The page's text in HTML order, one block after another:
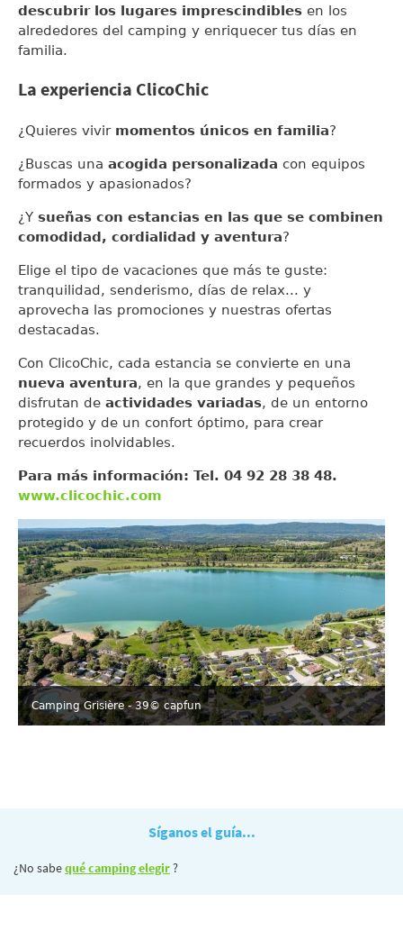
descubrir los lugares imprescindibles en los
alrededores del camping y enriquecer tus días en
familia.
La experiencia ClicoChic
¿Quieres vivir momentos únicos en familia?
¿Buscas una acogida personalizada con equipos
formados y apasionados?
¿Y sueñas con estancias en las que se combinen
comodidad, cordialidad y aventura?
Elige el tipo de vacaciones que más te guste:
tranquilidad, senderismo, días de relax... y
aprovecha las promociones y nuestras ofertas
destacadas.
Con ClicoChic, cada estancia se convierte en una
nueva aventura, en la que grandes y pequeños
disfrutan de actividades variadas, de un entorno
protegido y de un confort óptimo, para crear
recuerdos inolvidables.
Para más información: Tel. 04 92 28 38 48.
www.clicochic.com
Camping Grisière - 39© capfun
Síganos el guía...
¿No sabequé camping elegir?